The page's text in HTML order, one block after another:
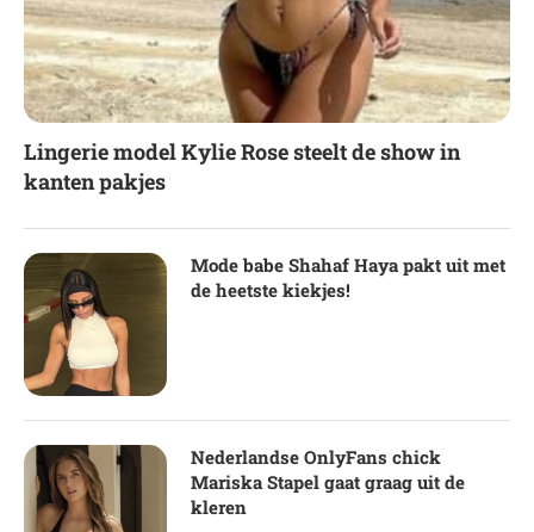
Lingerie model Kylie Rose steelt de show in
kanten pakjes
Mode babe Shahaf Haya pakt uit met
de heetste kiekjes!
Nederlandse OnlyFans chick
Mariska Stapel gaat graag uit de
kleren